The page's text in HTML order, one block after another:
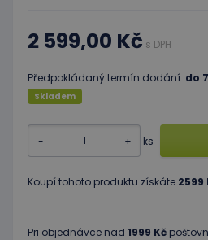
2 599,00 Kč s DPH
Předpokládaný termín dodání: do
Skladem
- + ks
Koupí tohoto produktu získáte 2599
Pri objednávce nad 1999 Kč